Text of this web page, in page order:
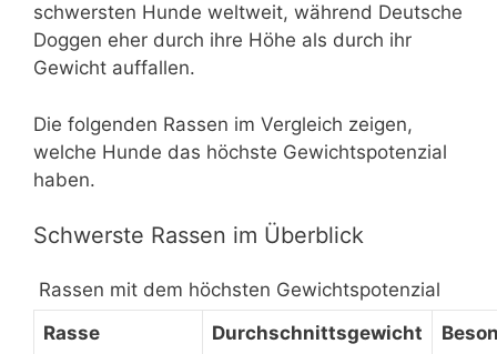
schwersten Hunde weltweit, während Deutsche
Doggen eher durch ihre Höhe als durch ihr
Gewicht auffallen.
Die folgenden Rassen im Vergleich zeigen,
welche Hunde das höchste Gewichtspotenzial
haben.
Schwerste Rassen im Überblick
Rassen mit dem höchsten Gewichtspotenzial
Rasse
Durchschnittsgewicht